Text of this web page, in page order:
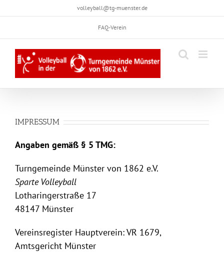
to
volleyball@tg-muenster.de
FAQ-Verein
IMPRESSUM
Angaben gemäß § 5 TMG:
Turngemeinde Münster von 1862 e.V.
Sparte Volleyball
Lotharingerstraße 17
48147 Münster
Vereinsregister Hauptverein: VR 1679,
Amtsgericht Münster